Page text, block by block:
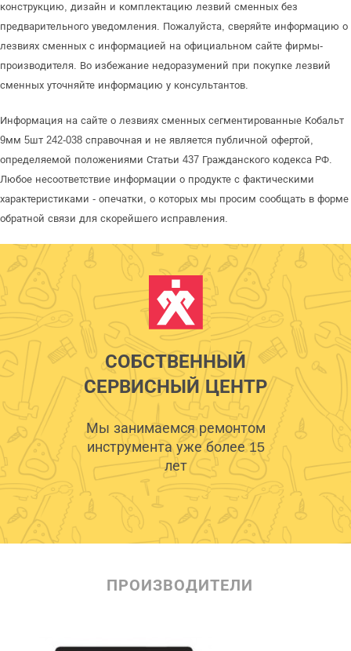
конструкцию, дизайн и комплектацию лезвий сменных без
предварительного уведомления. Пожалуйста, сверяйте информацию о
лезвиях сменных с информацией на официальном сайте фирмы-
производителя. Во избежание недоразумений при покупке лезвий
сменных уточняйте информацию у консультантов.
Информация на сайте о лезвиях сменных сегментированные Кобальт
9мм 5шт 242-038 справочная и не является публичной офертой,
определяемой положениями Статьи 437 Гражданского кодекса РФ.
Любое несоответствие информации о продукте с фактическими
характеристиками - опечатки, о которых мы просим сообщать в форме
обратной связи для скорейшего исправления.
СОБСТВЕННЫЙ
СЕРВИСНЫЙ ЦЕНТР
Мы занимаемся ремонтом
инструмента уже более 15
лет
ПРОИЗВОДИТЕЛИ